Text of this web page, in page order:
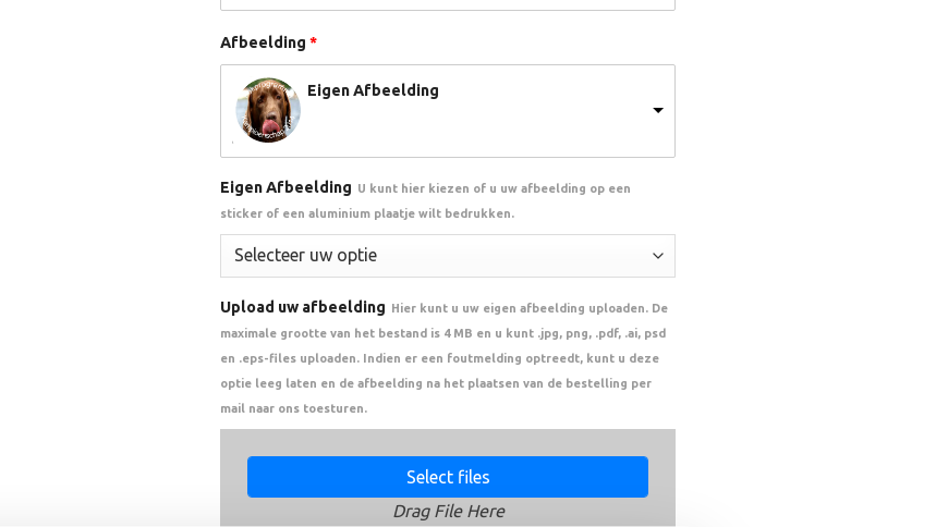
Afbeelding *
Eigen Afbeelding
Eigen Afbeelding U kunt hier kiezen of u uw afbeelding op een
sticker of een aluminium plaatje wilt bedrukken.
Upload uw afbeelding Hier kunt u uw eigen afbeelding uploaden. De
maximale grootte van het bestand is 4 MB en u kunt .jpg, png, .pdf, .ai, psd
en .eps-files uploaden. Indien er een foutmelding optreedt, kunt u deze
optie leeg laten en de afbeelding na het plaatsen van de bestelling per
mail naar ons toesturen.
Select files
Drag File Here